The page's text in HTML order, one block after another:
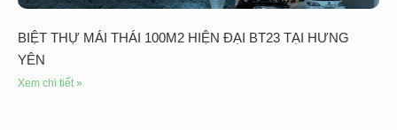
BIỆT THỰ MÁI THÁI 100M2 HIỆN ĐẠI BT23 TẠI HƯNG
YÊN
Xem chi tiết »